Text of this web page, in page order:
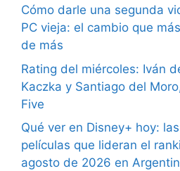
Cómo darle una segunda
PC vieja: el cambio que
de más
Rating del miércoles: Iván
Kaczka y Santiago del
Five
Qué ver en Disney+ hoy:
películas que lideran el
agosto de 2026 en